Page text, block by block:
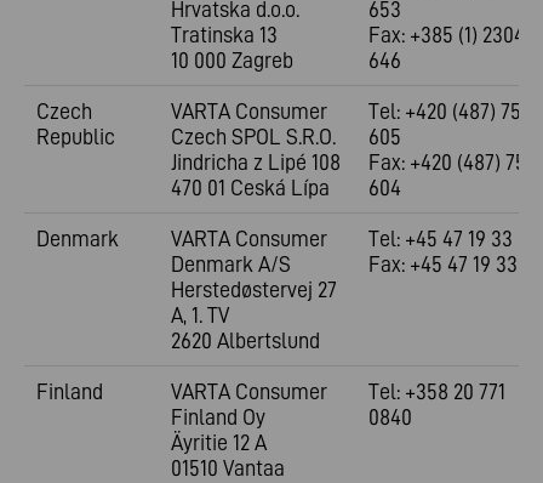
Hrvatska d.o.o.
Tratinska 13
10 000 Zagreb
653
Fax: +385 (1) 2304
646
Czech
Republic
VARTA Consumer
Czech SPOL S.R.O.
Jindricha z Lipé 108
470 01 Ceská Lípa
Tel: +420 (487) 754
605
Fax: +420 (487) 754
604
Denmark
VARTA Consumer
Denmark A/S
Herstedøstervej 27
A, 1. TV
2620 Albertslund
Tel: +45 47 19 33 33
Fax: +45 47 19 33 30
Finland
VARTA Consumer
Finland Oy
Äyritie 12 A
01510 Vantaa
Tel: +358 20 771
0840